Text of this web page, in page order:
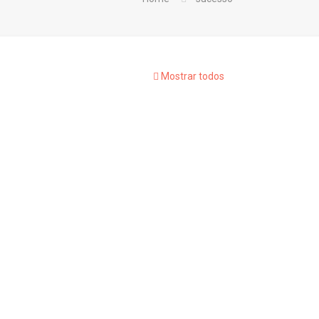
Mostrar todos